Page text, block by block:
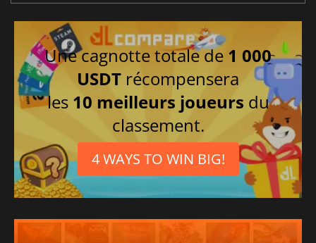
Une cagnotte totale de 1 000
USDT récompensera
les 10 meilleurs joueurs du
classement.
4 WAYS TO WIN BIG!